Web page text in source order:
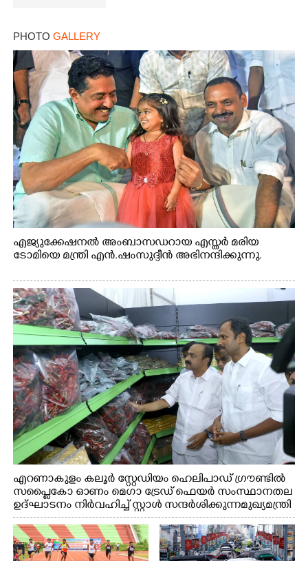
PHOTO GALLERY
എജ്യുക്കേഷനൽ അംബാസഡറായ എസ്തർ മരിയ
ടോമിയെ മന്ത്രി എൻ.ഷംസുദ്ദീൻ അഭിനന്ദിക്കുന്നു.
എറണാകുളം കലൂർ സ്റ്റേഡിയം ഹെലിപാഡ് ഗ്രൗണ്ടിൽ
സപ്ളൈകോ ഓണം മെഗാ ട്രേഡ് ഫെയർ സംസ്ഥാനതല
ഉദ്ഘാടനം നിർവഹിച്ച് സ്റ്റാൾ സന്ദർശിക്കുന്ന മുഖ്യമന്ത്രി
വി.ഡി. സതീശൻ. മന്ത്രി അനൂപ് ജേക്കബ് സമീപം